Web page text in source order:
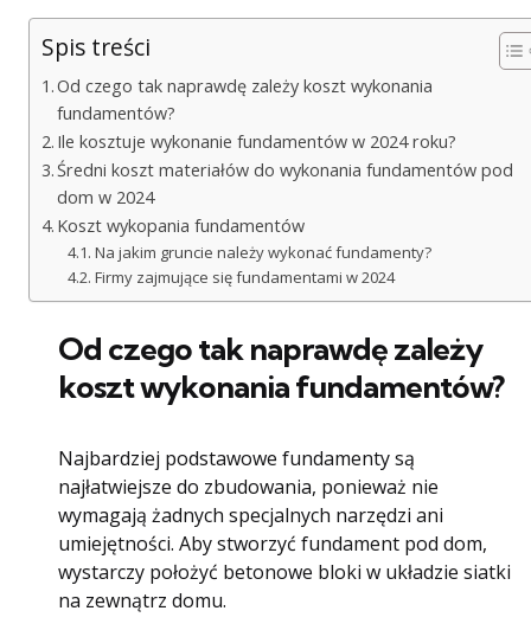
Spis treści
Od czego tak naprawdę zależy koszt wykonania
fundamentów?
Ile kosztuje wykonanie fundamentów w 2024 roku?
Średni koszt materiałów do wykonania fundamentów pod
dom w 2024
Koszt wykopania fundamentów
Na jakim gruncie należy wykonać fundamenty?
Firmy zajmujące się fundamentami w 2024
Od czego tak naprawdę zależy
koszt wykonania fundamentów?
Najbardziej podstawowe fundamenty są
najłatwiejsze do zbudowania, ponieważ nie
wymagają żadnych specjalnych narzędzi ani
umiejętności. Aby stworzyć fundament pod dom,
wystarczy położyć betonowe bloki w układzie siatki
na zewnątrz domu.